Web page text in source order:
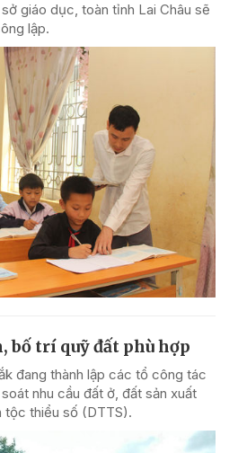
giáo dục, toàn tỉnh Lai Châu sẽ
lập.
bố trí quỹ đất phù hợp
đang thành lập các tổ công tác
nhu cầu đất ở, đất sản xuất
tộc thiểu số (DTTS).